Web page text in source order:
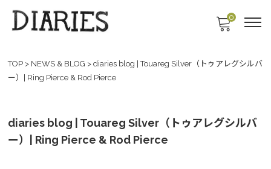
0
TOP > NEWS & BLOG > diaries blog | Touareg Silver（トゥアレグシルバ
ー）| Ring Pierce & Rod Pierce
diaries blog | Touareg Silver（トゥアレグシルバ
ー）| Ring Pierce & Rod Pierce